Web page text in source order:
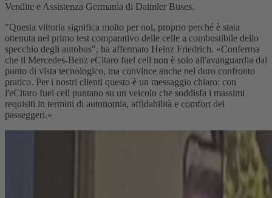
Vendite e Assistenza Germania di Daimler Buses.
"Questa vittoria significa molto per noi, proprio perché è stata
ottenuta nel primo test comparativo delle celle a combustibile dello
specchio degli autobus", ha affermato Heinz Friedrich. «Conferma
che il Mercedes-Benz eCitaro fuel cell non è solo all'avanguardia dal
punto di vista tecnologico, ma convince anche nel duro confronto
pratico. Per i nostri clienti questo è un messaggio chiaro: con
l'eCitaro fuel cell puntano su un veicolo che soddisfa i massimi
requisiti in termini di autonomia, affidabilità e comfort dei
passeggeri.»